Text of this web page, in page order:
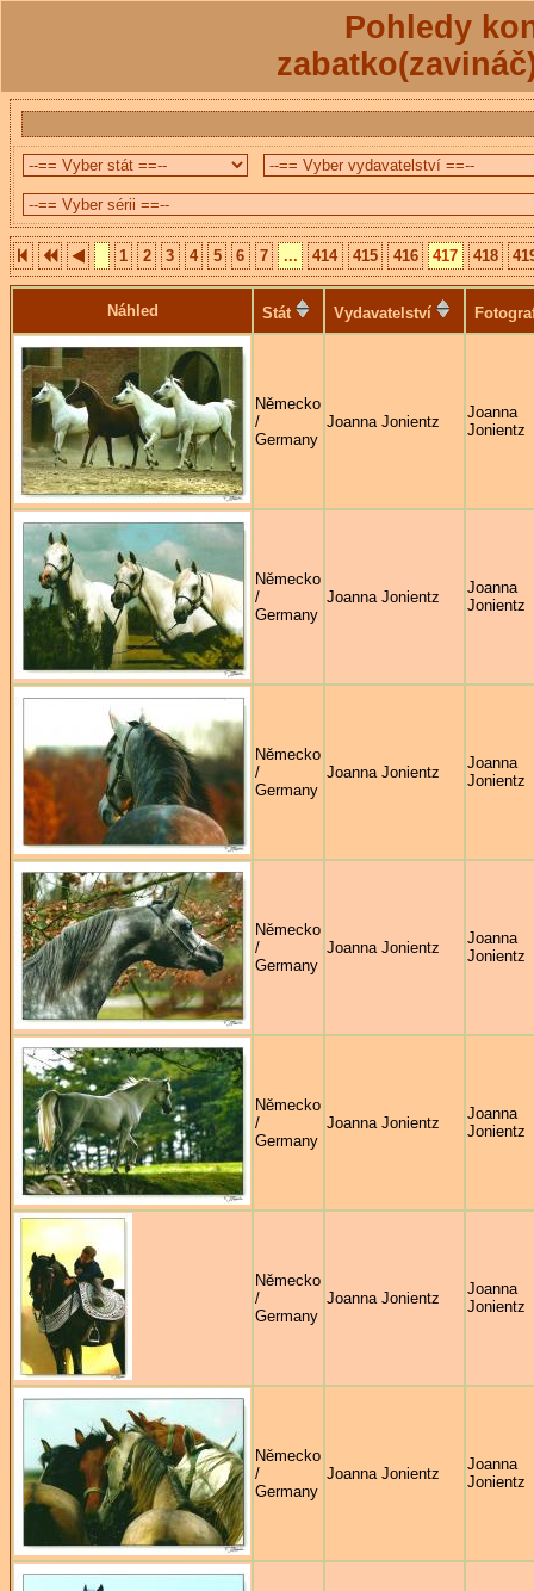
Pohledy
1 2 3 4 5 6 7 ... 414 415 416 417 418
Náhled Stát Vydavatelství
Německo
/
Germany
Joanna Jonientz
Joanna
Jonientz
Německo
/
Germany
Joanna Jonientz
Joanna
Jonientz
Německo
/
Germany
Joanna Jonientz
Joanna
Jonientz
Německo
/
Germany
Joanna Jonientz
Joanna
Jonientz
Německo
/
Germany
Joanna Jonientz
Joanna
Jonientz
Německo
/
Germany
Joanna Jonientz
Joanna
Jonientz
Německo
/
Germany
Joanna Jonientz
Joanna
Jonientz